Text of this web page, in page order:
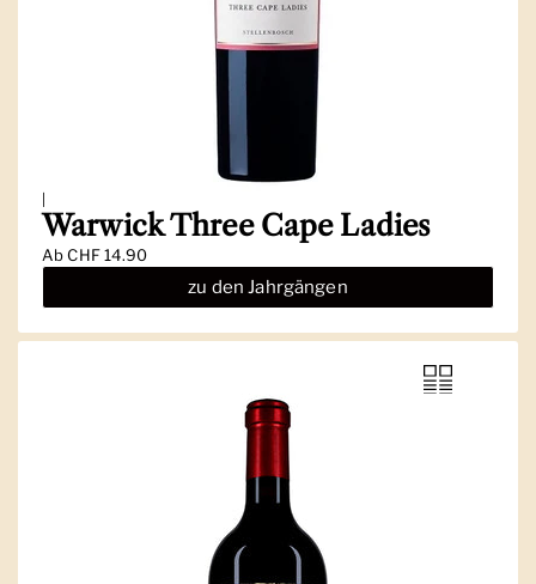
|
Warwick Three Cape Ladies
AbCHF 14.90
zu den Jahrgängen